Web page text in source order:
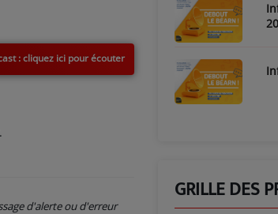
.
d'alerte ou d'erreur
GRILLE DES